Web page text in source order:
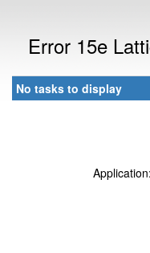
Error 15e
No tasks to display
Application: